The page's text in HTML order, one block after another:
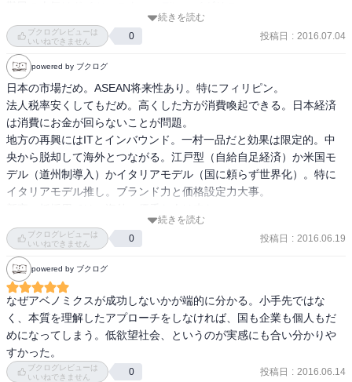
で空きリソース(アイドル)をマッチングさせるアイドルエコノミーが
出現している。Uber、Airbnbなど。
ヤマハ　川上源一　産婦人科で営業　毎月1000円積立　4歳になった
らヤマハ音楽教室に通ってください。ピアノが上達した頃、お子さ
ん専用のピアノが手に入るだけのお金が貯まっています
メキシコ　1.2億人　フィリピン　1億人
21世紀の企業体の染色体
特定の国に所属するという意識が乏しい企業　本社は地球全体
スマホという世界共通のシステムを使う
airbnb 日本のオフィスがない　無国籍のサイバーシステム上のグロ
ーバル企業
クラウドワークス
ラクスル　印刷会社の開いている機会を使う
中国のウェブサイトで紹介された日本で買わなければいけない１２
の神薬　サンテボーティエ、アンメルツヨコヨコ、サカムケア、熱
さまシート、イブクイック頭痛薬、サロンパス、ニノキュア、ハイ
チオールＣ、ピューラックA,口内炎パッチ大正A、命の母A,龍角散
続きを読む
ブクログレビューは
いいねできません
0 投稿日 : 2016.07.04
powered by ブクログ
日本の市場だめ。ASEAN将来性あり。特にフィリピン。
法人税率安くしてもだめ。高くした方が消費喚起できる。日本経済
は消費にお金が回らないことが問題。
地方の再興にはITとインバウンド。一村一品だと効果は限定的。中
央から脱却して海外とつながる。江戸型（自給自足経済）か米国モ
デル（道州制導入）かイタリアモデル（国に頼らず世界化）。特に
イタリアモデル推し。ブランド力と価格設定力大事。
観光業は日本の唯一の光。
続きを読む
ブクログレビューは
いいねできません
0 投稿日 : 2016.06.19
powered by ブクログ
なぜアベノミクスが成功しないかが端的に分かる。小手先ではな
く、本質を理解したアプローチをしなければ、国も企業も個人もだ
めになってしまう。低欲望社会、というのが実感にも合い分かりや
すかった。
ブクログレビューは
いいねできません
0 投稿日 : 2016.06.14